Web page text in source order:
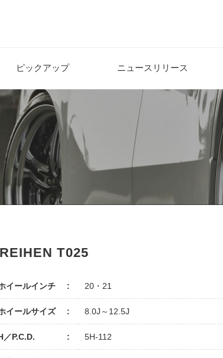
ピックアップ ニュースリリース
REIHEN T025
イールインチ 20・21
イールサイズ 8.0J～12.5J
／P.C.D. 5H-112